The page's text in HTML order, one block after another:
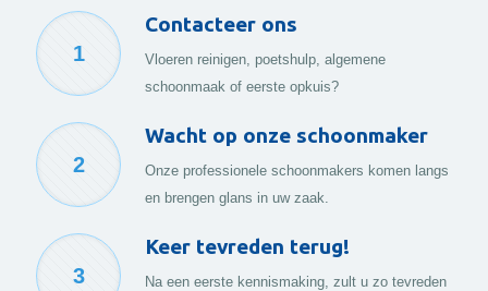
1
Contacteer ons
Vloeren reinigen, poetshulp, algemene
schoonmaak of eerste opkuis?
2
Wacht op onze schoonmaker
Onze professionele schoonmakers komen langs
en brengen glans in uw zaak.
3
Keer tevreden terug!
Na een eerste kennismaking, zult u zo tevreden